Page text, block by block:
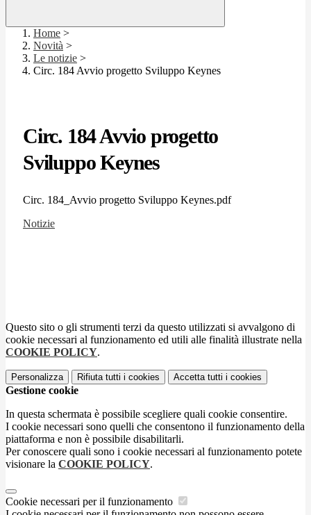
Home >
Novità >
Le notizie >
Circ. 184 Avvio progetto Sviluppo Keynes
Circ. 184 Avvio progetto
Sviluppo Keynes
Circ. 184_Avvio progetto Sviluppo Keynes.pdf
Notizie
Questo sito o gli strumenti terzi da questo utilizzati si avvalgono di
cookie necessari al funzionamento ed utili alle finalità illustrate nella
COOKIE POLICY.
Personalizza Rifiuta tutti i cookies Accetta tutti i cookies
Gestione cookie
In questa schermata è possibile scegliere quali cookie consentire.
I cookie necessari sono quelli che consentono il funzionamento della
piattaforma e non è possibile disabilitarli.
Per conoscere quali sono i cookie necessari al funzionamento potete
visionare la COOKIE POLICY.
Cookie necessari per il funzionamento